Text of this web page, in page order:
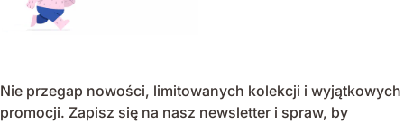
Nie przegap nowości, limitowanych kolekcji i wyjątkowych
promocji. Zapisz się na nasz newsletter i spraw, by